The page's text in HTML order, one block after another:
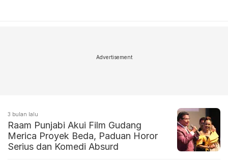
Advertisement
3 bulan lalu
Raam Punjabi Akui Film Gudang
Merica Proyek Beda, Paduan Horor
Serius dan Komedi Absurd